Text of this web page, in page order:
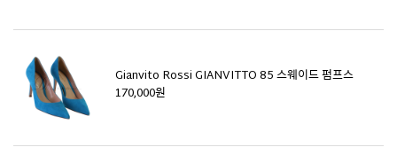
Gianvito Rossi GIANVITTO 85 스웨이드 펌프스
170,000원